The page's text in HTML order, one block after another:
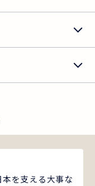
を支える大事な